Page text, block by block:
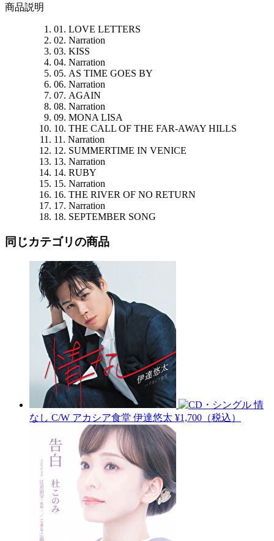
商品説明
01. LOVE LETTERS
02. Narration
03. KISS
04. Narration
05. AS TIME GOES BY
06. Narration
07. AGAIN
08. Narration
09. MONA LISA
10. THE CALL OF THE FAR-AWAY HILLS
11. Narration
12. SUMMERTIME IN VENICE
13. Narration
14. RUBY
15. Narration
16. THE RIVER OF NO RETURN
17. Narration
18. SEPTEMBER SONG
同じカテゴリの商品
情
なし C/W アカシア食堂 伊達悠太 ¥1,700（税込）